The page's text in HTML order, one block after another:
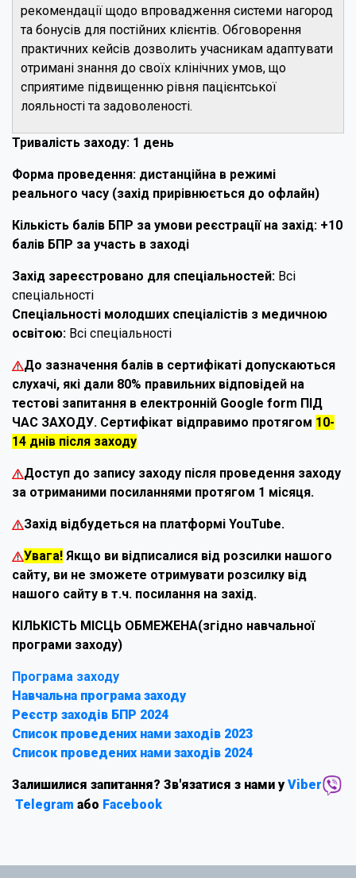
рекомендації щодо впровадження системи нагород
та бонусів для постійних клієнтів. Обговорення
практичних кейсів дозволить учасникам адаптувати
отримані знання до своїх клінічних умов, що
сприятиме підвищенню рівня пацієнтської
лояльності та задоволеності.
Тривалість заходу: 1 день
Форма проведення: дистанційна в режимі
реального часу (захід прирівнюється до офлайн)
Кількість балів БПР за умови реєстрації на захід: +10
балів БПР за участь в заході
Захід зареєстровано для спеціальностей: Всі
спеціальності
Спеціальності молодших спеціалістів з медичною
освітою: Всі спеціальності
До зазначення балів в сертифікаті допускаються
слухачі, які дали 80% правильних відповідей на
тестові запитання в електронній Google form ПІД
ЧАС ЗАХОДУ. Сертифікат відправимо протягом 10-
14 днів після заходу
Доступ до запису заходу після проведення заходу
за отриманими посиланнями протягом 1 місяця.
Захід відбудеться на платформі YouTube.
Увага! Якщо ви відписалися від розсилки нашого
сайту, ви не зможете отримувати розсилку від
нашого сайту в т.ч. посилання на захід.
КІЛЬКІСТЬ МІСЦЬ ОБМЕЖЕНА(згідно навчальної
програми заходу)
Програма заходу
Навчальна програма заходу
Реєстр заходів БПР 2024
Список проведених нами заходів 2023
Список проведених нами заходів 2024
Залишилися запитання? Зв'язатися з нами уViber
Telegram або Facebook